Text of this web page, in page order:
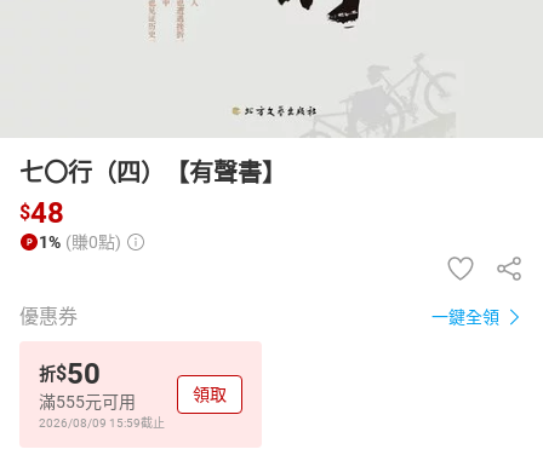
七〇行（四）【有聲書】
$48
1% (賺0點)
優惠券 一鍵全領
折$50
滿555元可用
2026/08/09 15:59截止
領取